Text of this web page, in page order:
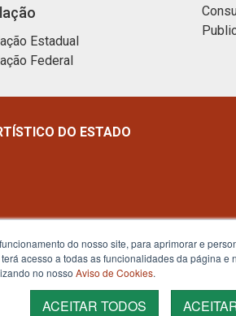
Estadual
Federal
DO ESTADO
do nosso site, para aprimorar e
acesso a todas as funcionalidades da página
no nosso Aviso de Cookies.
ACEITAR TODOS